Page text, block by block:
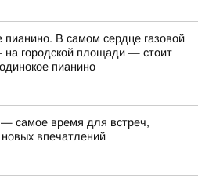
пианино. В самом сердце газовой
городской площади — стоит
пианино
самое время для встреч,
новых впечатлений